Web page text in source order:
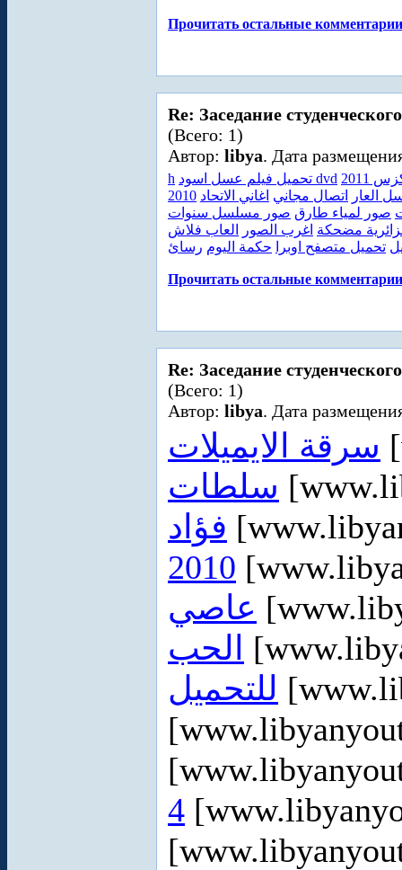
Прочитать остальные
Re: Заседание
(Всего: 1)
Автор: libya. Дата
h تحميل فيلم عسل اسود dvd
2011
2010
العار
اتصال مجاني
صور لمياء طارق صور مسلسل سنوات
مضحكة اغرب الصور
العاب فلاش
تحميل متصفح اوبرا حكمة اليوم رسائ
Прочитать остальные
Re: Заседание
(Всего: 1)
Автор: libya. Дата
سرقة الايميلات
سلطات
فؤاد
2010
عاصي
الحب
للتحميل
4